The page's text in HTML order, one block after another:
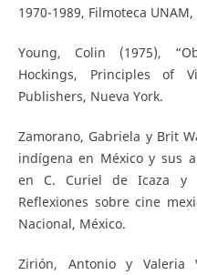
1970-1989, Filmoteca
Young, Colin (1975),
Hockings, Principles of
Publishers, Nueva York.
Zamorano, Gabriela y Brit
indígena en México y sus
en C. Curiel de Icaza y
Reflexiones sobre cine
Nacional, México.
Zirión, Antonio y Valeria